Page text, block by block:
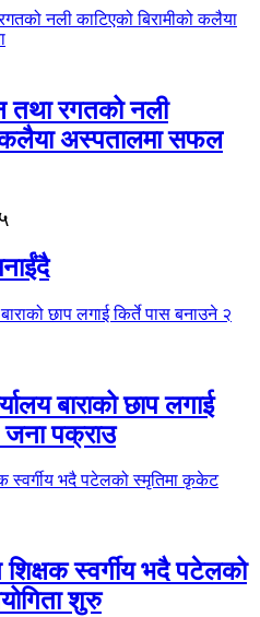
तथा रगतको नली
कलैया अस्पतालमा सफल
५
बाराको छाप लगाई
जना पक्राउ
शिक्षक स्वर्गीय भदै पटेलको
शुरु